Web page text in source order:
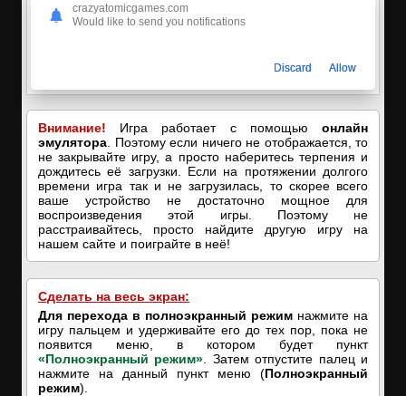
Я кончаю! С͟м͟о͟т͟р͟е͟т͟ь͟!➡️
Внимание! Игра работает с помощью онлайн
эмулятора . Поэтому если ничего не отображается, то
не закрывайте игру, а просто наберитесь терпения и
дождитесь её загрузки. Если на протяжении долгого
времени игра так и не загрузилась, то скорее всего
ваше устройство не достаточно мощное для
воспроизведения этой игры. Поэтому не
расстраивайтесь, просто найдите другую игру на
нашем сайте и поиграйте в неё!
Сделать на весь экран:
Для перехода в полноэкранный режим нажмите на
игру пальцем и удерживайте его до тех пор, пока не
появится меню, в котором будет пункт
«Полноэкранный режим» . Затем отпустите палец и
нажмите на данный пункт меню (Полноэкранный
режим).
crazyatomicgames.com
Would like to send you notifications
Discard Allow